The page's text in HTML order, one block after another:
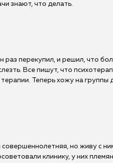
знают, что делать.
раз перекупил, и решил, что
Все пишут, что
Теперь хожу на
но живу с
клинику, у них